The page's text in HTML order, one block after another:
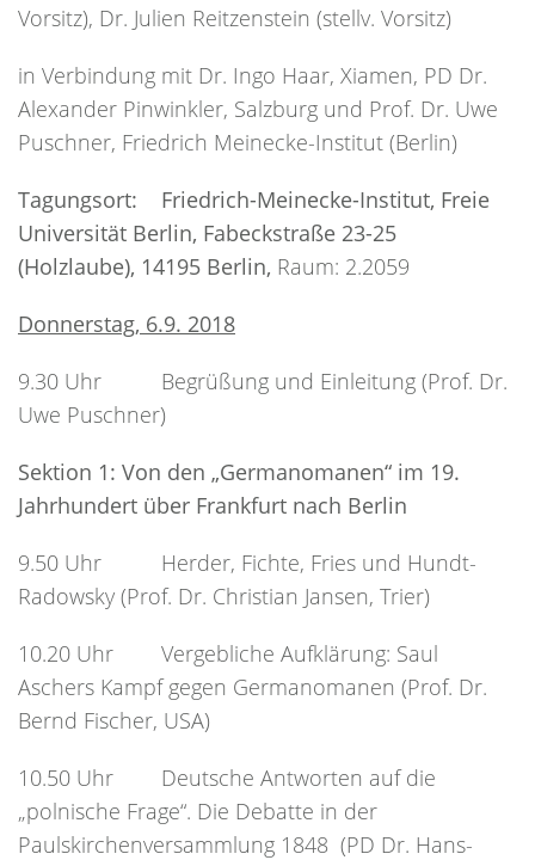
Vorsitz), Dr. Julien Reitzenstein (stellv. Vorsitz)
in Verbindung mit Dr. Ingo Haar, Xiamen, PD Dr.
Alexander Pinwinkler, Salzburg und Prof. Dr. Uwe
Puschner, Friedrich Meinecke-Institut (Berlin)
Tagungsort: Friedrich-Meinecke-Institut, Freie
Universität Berlin, Fabeckstraße 23-25
(Holzlaube), 14195 Berlin, Raum: 2.2059
Donnerstag, 6.9. 2018
9.30 Uhr Begrüßung und Einleitung (Prof. Dr.
Uwe Puschner)
Sektion 1: Von den „Germanomanen“ im 19.
Jahrhundert über Frankfurt nach Berlin
9.50 Uhr Herder, Fichte, Fries und Hundt-
Radowsky (Prof. Dr. Christian Jansen, Trier)
10.20 Uhr Vergebliche Aufklärung: Saul
Aschers Kampf gegen Germanomanen (Prof. Dr.
Bernd Fischer, USA)
10.50 Uhr Deutsche Antworten auf die
„polnische Frage“. Die Debatte in der
Paulskirchenversammlung 1848 (PD Dr. Hans-